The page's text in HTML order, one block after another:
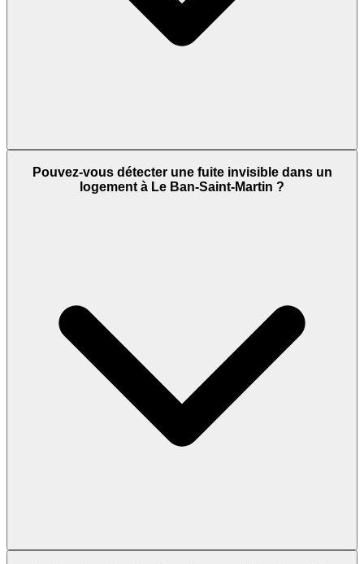
Pouvez-vous détecter une fuite invisible dans un
logement à Le Ban-Saint-Martin ?